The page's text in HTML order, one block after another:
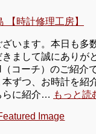
【時計修理工房】
います。本日も多
まして誠にありが
コーチ）のご紹介
ずつ、お時計を紹
らに紹介… もっと読